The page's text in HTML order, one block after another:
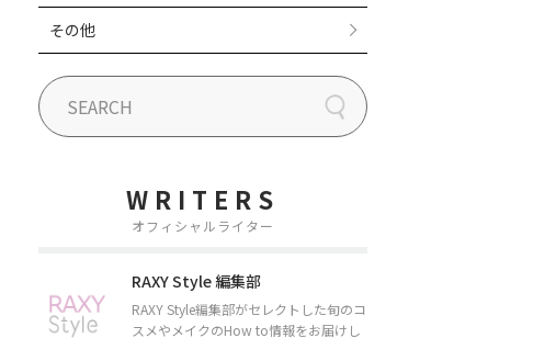
その他
WRITERS
オフィシャルライター
RAXY Style 編集部
RAXY Style編集部がセレクトした旬のコ
スメやメイクのHow to情報をお届けし